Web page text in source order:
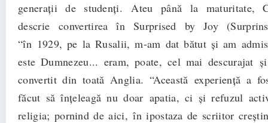
generaţii de studenţi. Ateu până la maturitate,
descrie convertirea în Surprised by Joy
“în 1929, pe la Rusalii, m-am dat bătut şi am
este Dumnezeu... eram, poate, cel mai descurajat
convertit din toată Anglia. “Această experienţă a
făcut să înţeleagă nu doar apatia, ci şi refuzul
religia; pornind de aici, în ipostaza de scriitor